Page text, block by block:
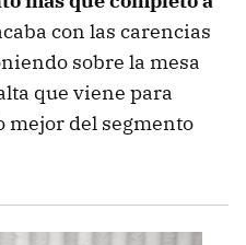
con las carencias
sobre la mesa
que viene para
mejor del segmento